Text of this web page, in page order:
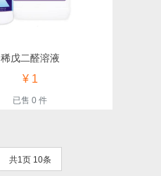
稀戊二醛溶液
¥ 1
已售 0 件
共1页 10条